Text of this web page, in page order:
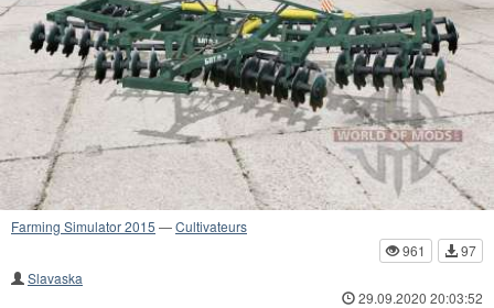
Farming Simulator 2015 —Cultivateurs
961
97
Slavaska
29.09.2020 20:03:52